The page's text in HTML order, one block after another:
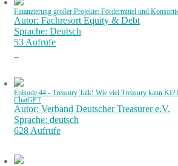
Finanzierung großer Projekte: Fördermittel und
Autor: Fachresort Equity & Debt
Sprache: Deutsch
53 Aufrufe
Episode 44 - Treasury Talk! Wie viel Treasury kann
ChatGPT
Autor: Verband Deutscher Treasurer e.V.
Sprache: deutsch
628 Aufrufe